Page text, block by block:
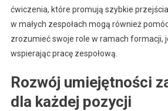
ćwiczenia, które promują szybkie
w małych zespołach mogą również
zrozumieć swoje role w ramach formacji,
wspierając pracę zespołową.
Rozwój umiejętności
dla każdej pozycji